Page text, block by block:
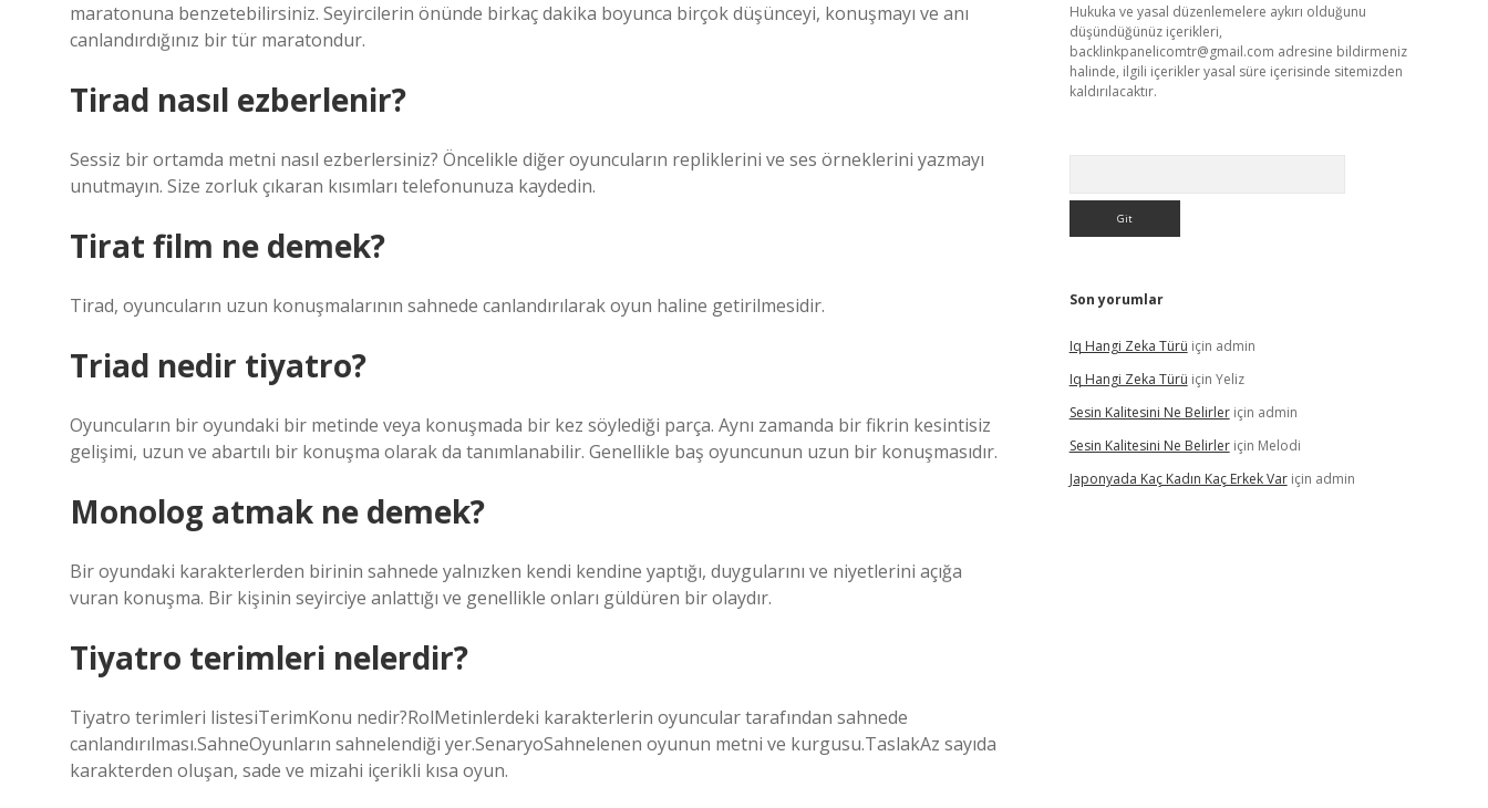
maratonuna benzetebilirsiniz. Seyircilerin önünde birkaç dakika boyunca birçok düşünceyi, konuşmayı ve anı
canlandırdığınız bir tür maratondur.
Tirad nasıl ezberlenir?
Sessiz bir ortamda metni nasıl ezberlersiniz? Öncelikle diğer oyuncuların repliklerini ve ses örneklerini yazmayı
unutmayın. Size zorluk çıkaran kısımları telefonunuza kaydedin.
Tirat film ne demek?
Tirad, oyuncuların uzun konuşmalarının sahnede canlandırılarak oyun haline getirilmesidir.
Triad nedir tiyatro?
Oyuncuların bir oyundaki bir metinde veya konuşmada bir kez söylediği parça. Aynı zamanda bir fikrin kesintisiz
gelişimi, uzun ve abartılı bir konuşma olarak da tanımlanabilir. Genellikle baş oyuncunun uzun bir konuşmasıdır.
Monolog atmak ne demek?
Bir oyundaki karakterlerden birinin sahnede yalnızken kendi kendine yaptığı, duygularını ve niyetlerini açığa
vuran konuşma. Bir kişinin seyirciye anlattığı ve genellikle onları güldüren bir olaydır.
Tiyatro terimleri nelerdir?
Tiyatro terimleri listesiTerimKonu nedir?RolMetinlerdeki karakterlerin oyuncular tarafından sahnede
canlandırılması.SahneOyunların sahnelendiği yer.SenaryoSahnelenen oyunun metni ve kurgusu.TaslakAz sayıda
karakterden oluşan, sade ve mizahi içerikli kısa oyun.
Hukuka ve yasal düzenlemelere aykırı olduğunu
düşündüğünüz içerikleri,
backlinkpanelicomtr@gmail.com adresine bildirmeniz
halinde, ilgili içerikler yasal süre içerisinde sitemizden
kaldırılacaktır.
Son yorumlar
Iq Hangi Zeka Türü için admin
Iq Hangi Zeka Türü için Yeliz
Sesin Kalitesini Ne Belirleriçin admin
Sesin Kalitesini Ne Belirleriçin Melodi
Japonyada Kaç Kadın Kaç Erkek Variçin admin